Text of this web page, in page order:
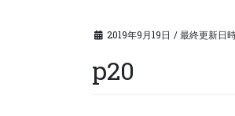
2019年9月19日 / 最終更新日
p20